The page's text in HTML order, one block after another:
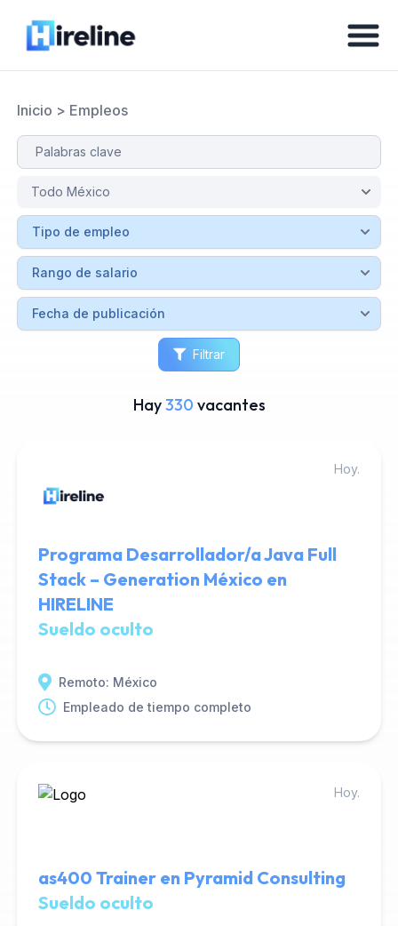
Inicio > Empleos
Filtrar
Hay330 vacantes
Hoy.
Programa Desarrollador/a Java Full
Stack – Generation México en
HIRELINE
Sueldo oculto
Remoto: México
Empleado de tiempo completo
Hoy.
as400 Trainer en Pyramid Consulting
Sueldo oculto